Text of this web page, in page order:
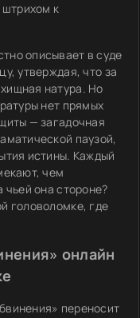
штрихом к
описывает в суде
утверждая, что за
натура. Но
нет прямых
— загадочная
паузой,
истины. Каждый
чем
она стороне?
головоломке, где
онлайн
переносит